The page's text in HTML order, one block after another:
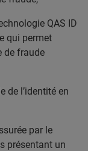
QAS ID
qui permet
de fraude
de l’identité en
par le
présentant un